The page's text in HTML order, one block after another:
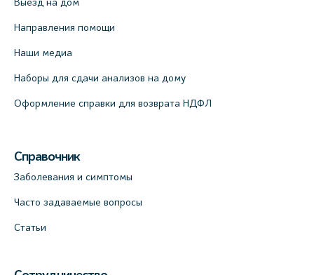
Направления помощи
Наши медиа
Наборы для сдачи анализов на дому
Оформление справки для возврата НДФЛ
Справочник
Заболевания и симптомы
Часто задаваемые вопросы
Статьи